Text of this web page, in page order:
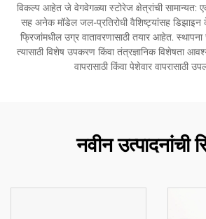
विकल्प आहेत जे वेगवेगळ्या स्टोरेज क्षेत्रांची सामान्यत:
सह अनेक मॉडेल जल-प्रतिरोधी वैशिष्ट्यांसह
फ्रिजांमधील उग्र वातावरणासाठी तयार आहेत.
त्यासाठी विशेष उपकरण किंवा तंत्रज्ञानिक विशेषता
वापरासाठी किंवा पेशेवार वापरासाठी
नवीन उत्पादनांची